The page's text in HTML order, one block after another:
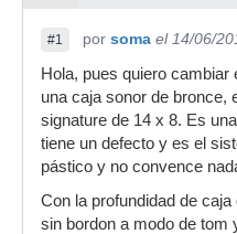
#1 por soma el 14/06/
Hola, pues quiero cambiar
una caja sonor de bronce,
signature de 14 x 8. Es
tiene un defecto y es el
pástico y no convence
Con la profundidad de
sin bordon a modo de tom